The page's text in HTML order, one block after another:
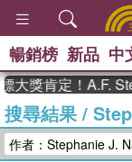
暢銷榜 新品 中
大獎肯定！A.F.
搜尋結果/
作者：Stephanie J.